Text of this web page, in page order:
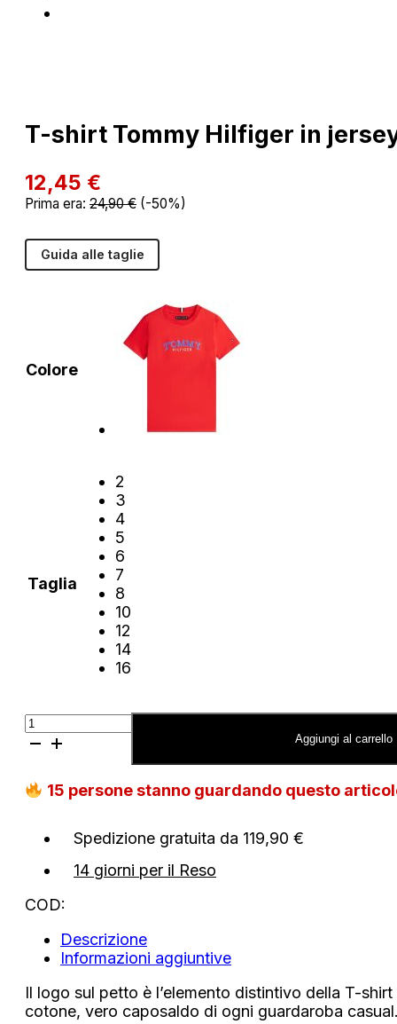
T-shirt Tommy Hilfiger in
12,45 €
Prima era: 24,90€ (-50%)
Guida alle taglie
Colore
Taglia
2
3
4
5
6
7
8
10
12
14
16
T-
shirt
in
con
quantità
Aggiungi al carrello
15 persone stanno guardando questo
Spedizione gratuita da 119,90 €
14 giorni per il Reso
COD:
Descrizione
Informazioni aggiuntive
Il logo sul petto è l’elemento distintivo della T-
cotone, vero caposaldo di ogni guardaroba